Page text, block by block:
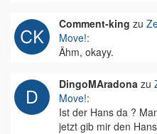
Comment-king zu
Move!:
Ähm, okayy.
DingoMAradona zu
Move!:
Ist der Hans da ?
jetzt gib mir den